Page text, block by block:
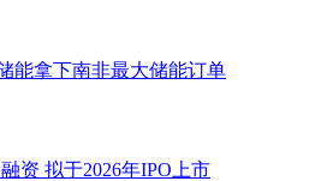
能拿下南非最大储能订单
资 拟于2026年IPO上市